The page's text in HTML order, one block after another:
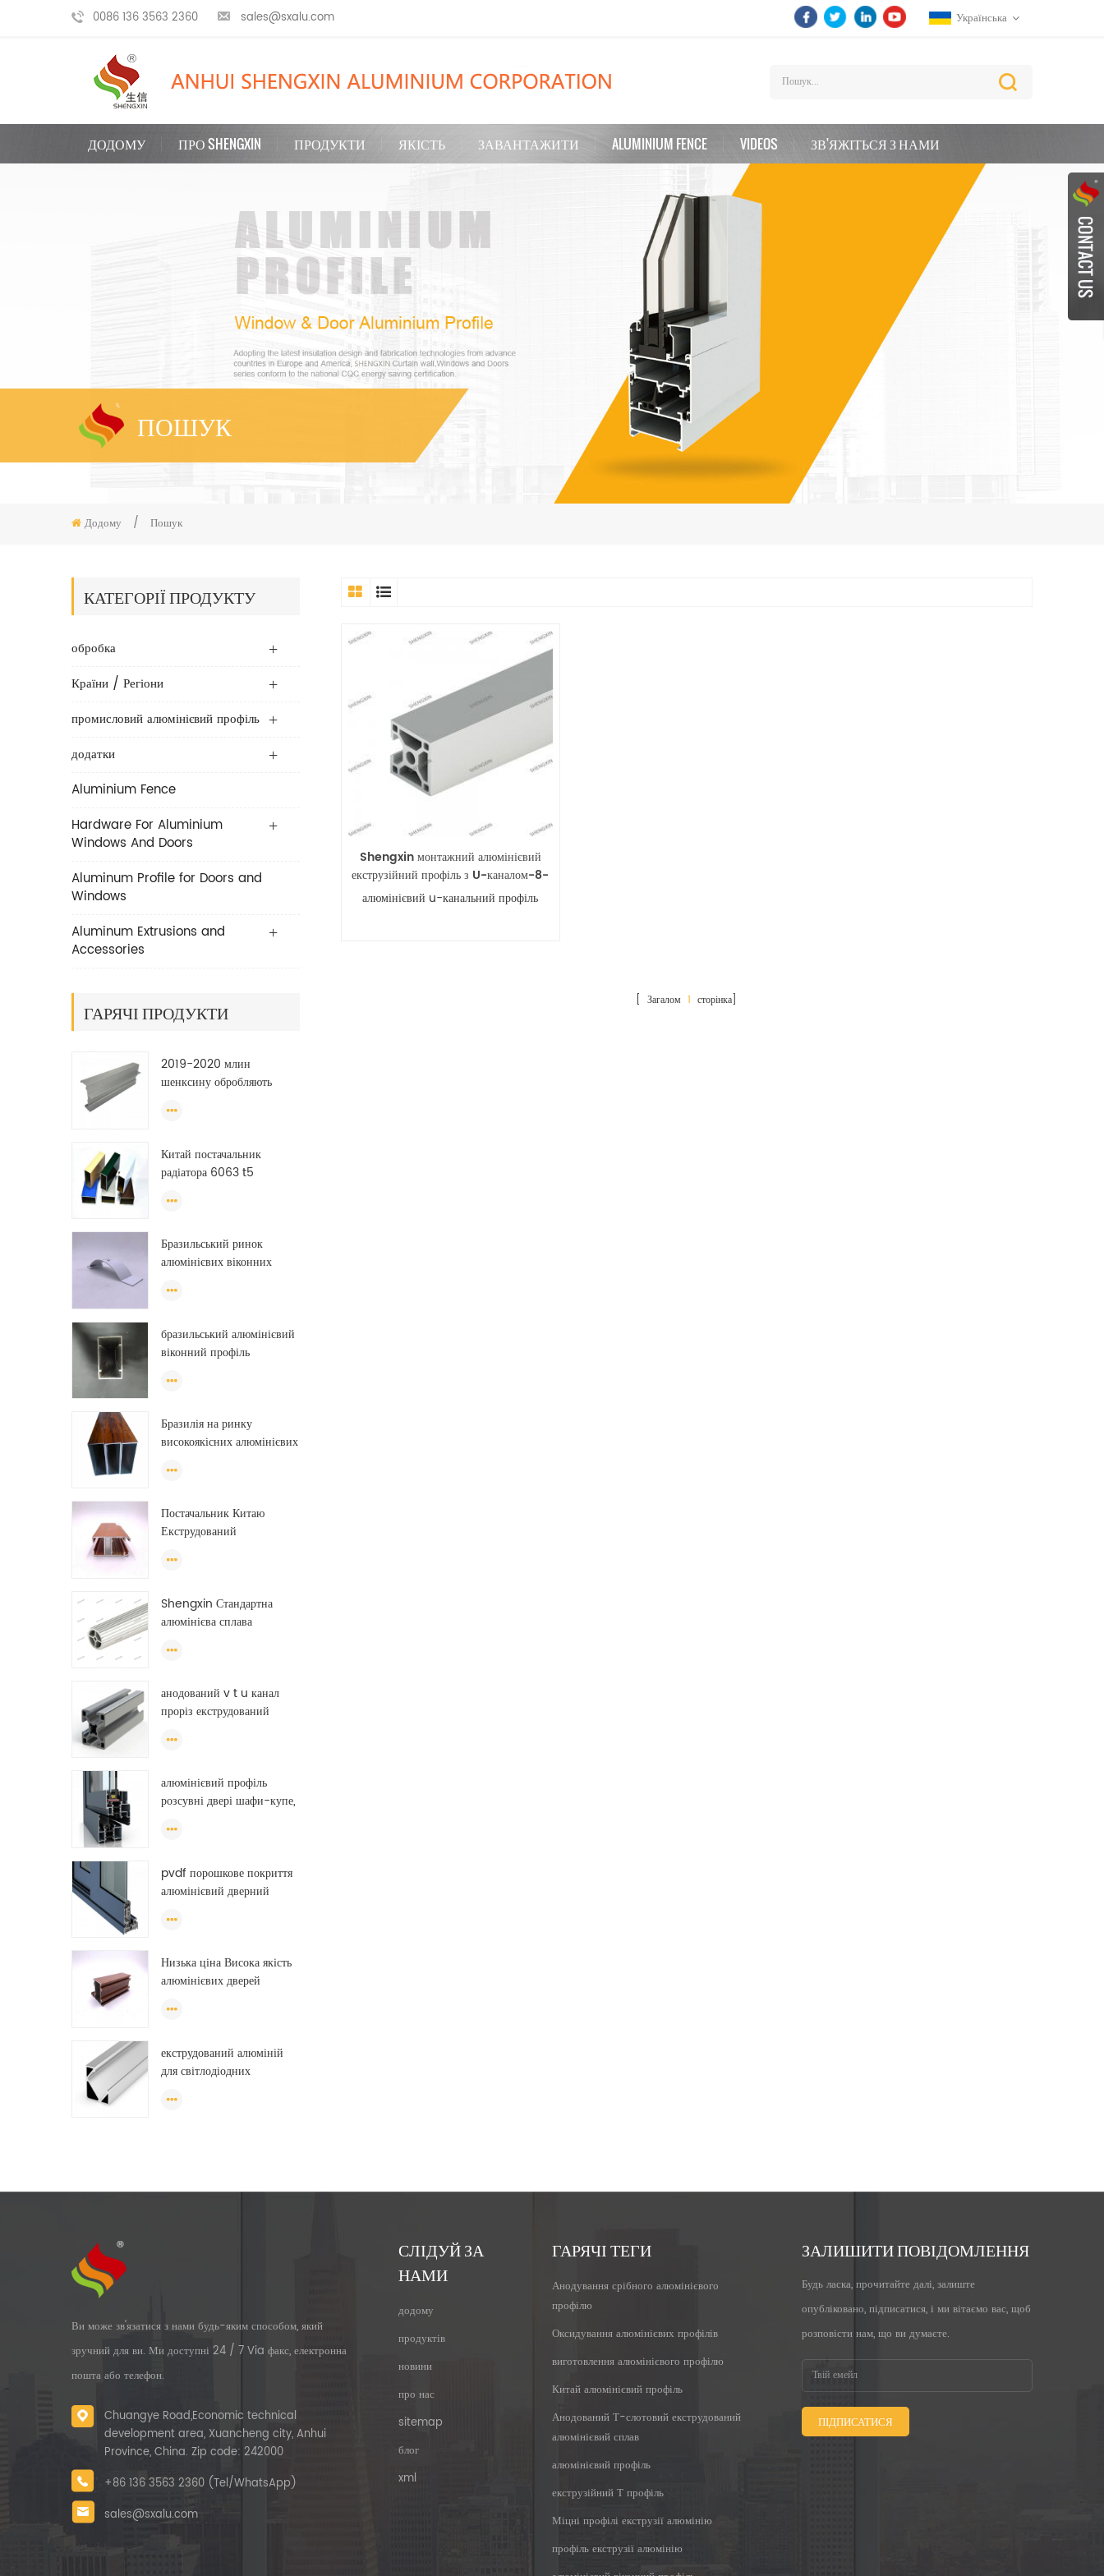
0086 136 3563 2360 sales@sxalu.com Українська
ДОДОМУ ПРО SHENGXIN ПРОДУКТИ ЯКІСТЬ ЗАВАНТАЖИТИ ALUMINIUM FENCE VIDEOS ЗВ'ЯЖІТЬСЯ З НАМИ
ПОШУК
Додому / Пошук
КАТЕГОРІЇ ПРОДУКТУ
обробка
Країни / Регіони
промисловий алюмінієвий профіль
додатки
Aluminium Fence
Hardware For Aluminium
Windows And Doors
Aluminum Profile for Doors and
Windows
Aluminum Extrusions and
Accessories
ГАРЯЧІ ПРОДУКТИ
2019-2020 млин
шенксину обробляють
алюмінію
Китай постачальник
радіатора 6063 t5
алюмінієвий профіль вікно
Бразильський ринок
алюмінієвих віконних
бразильський алюмінієвий
віконний профіль
алюмінієвий віконний
Бразилія на ринку
високоякісних алюмінієвих
дверей і вікон
Постачальник Китаю
Екструдований
теплиці Ефіопії
Shengxin Стандартна
алюмінієва сплава
алюмінієва кругла трубка
анодований v t u канал
проріз екструдований
рейки на тонну
алюмінієвий профіль
розсувні двері шафи-купе,
шафи, oem шафа
pvdf порошкове покриття
алюмінієвий дверний
т слот алюмінієвий
Низька ціна Висока якість
алюмінієвих дверей
розсувних вікон Алжир
екструдований алюміній
для світлодіодних
алюмінієвий екструзій,
Shengxin монтажний алюмінієвий
екструзійний профіль з U-каналом-8-
3030A-UE
алюмінієвий u-канальний профіль
[ Загалом1 сторінка]
Ви може зв'язатися з нами будь-яким способом, який
зручний для ви. Ми доступні 24 / 7 Via факс, електронна
пошта або телефон.
Chuangye Road,Economic technical
development area, Xuancheng city, Anhui
Province, China. Zip code: 242000
+86 136 3563 2360 (Tel/WhatsApp)
sales@sxalu.com
СЛІДУЙ ЗА
НАМИ
додому
продуктів
новини
про нас
sitemap
блог
xml
ГАРЯЧІ ТЕГИ
Анодування срібного алюмінієвого
профілю
Оксидування алюмінієвих профілів
виготовлення алюмінієвого профілю
Китай алюмінієвий профіль
Анодований Т-слотовий екструдований
алюмінієвий сплав
алюмінієвий профіль
екструзійний Т профіль
Міцні профілі екструзії алюмінію
профіль екструзії алюмінію
ЗАЛИШИТИ ПОВІДОМЛЕННЯ
Будь ласка, прочитайте далі, залиште
опубліковано, підписатися, і ми вітаємо вас, щоб
розповісти нам, що ви думаєте.
ПІДПИСАТИСЯ